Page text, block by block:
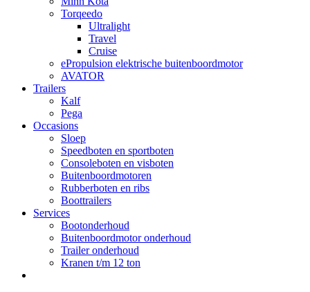
Torqeedo
Ultralight
Travel
Cruise
ePropulsion elektrische buitenboordmotor
AVATOR
Trailers
Kalf
Pega
Occasions
Sloep
Speedboten en sportboten
Consoleboten en visboten
Buitenboordmotoren
Rubberboten en ribs
Boottrailers
Services
Bootonderhoud
Buitenboordmotor onderhoud
Trailer onderhoud
Kranen t/m 12 ton